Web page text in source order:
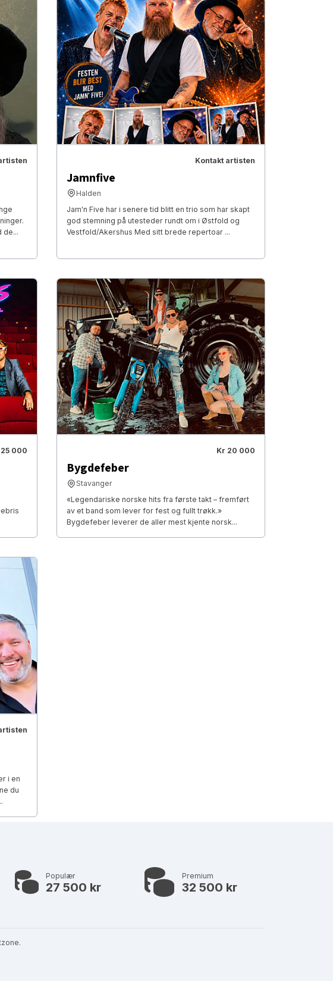
de...
Kontakt artisten
Jamnfive
Halden
Jam'n Five har i senere tid blitt en trio som har skapt
god stemning på utesteder rundt om i Østfold og
Vestfold/Akershus Med sitt brede repertoar ...
000 Kr 20 000
Bygdefeber
Stavanger
«Legendariske norske hits fra første takt – fremført
av et band som lever for fest og fullt trøkk.»
Bygdefeber leverer de aller mest kjente norsk...
i en
du
Populær
27 500 kr
Premium
32 500 kr